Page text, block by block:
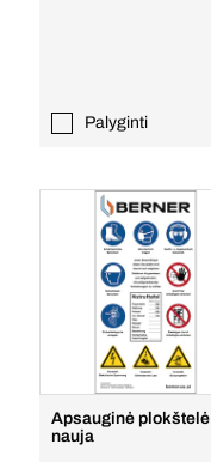
Palyginti
Apsauginė plokštelė
nauja